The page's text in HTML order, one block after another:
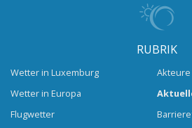
RUBRIK
Wetter in Luxemburg
Wetter in Europa
Flugwetter
Akteure